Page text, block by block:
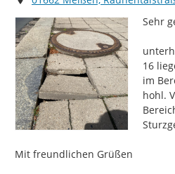
Sehr
16
im
hohl.
Mit freundlichen Grüßen